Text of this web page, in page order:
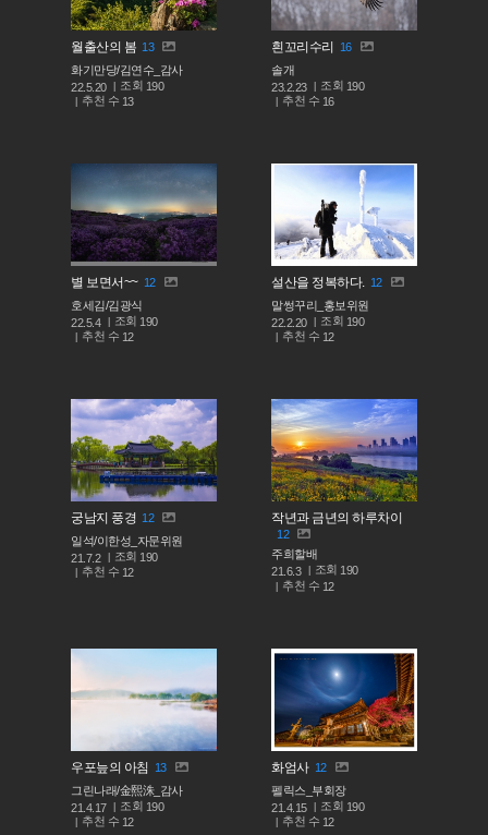
월출산의 봄 13
화기만당/김연수_감사
22.5.20
조회 190
추천 수 13
흰꼬리수리 16
솔개
23.2.23
조회 190
추천 수 16
별 보면서~~ 12
호세김/김광식
22.5.4
조회 190
추천 수 12
설산을 정복하다.
12
말썽꾸리_홍보위원
22.2.20
조회 190
추천 수 12
궁남지 풍경 12
일석/이한성_자문위원
21.7.2
조회 190
추천 수 12
작년과 금년의 하루차이
12
주희할배
21.6.3
조회 190
추천 수 12
우포늪의 아침 13
그린나래/金熙洙_감사
21.4.17
조회 190
추천 수 12
화엄사 12
펠릭스_부회장
21.4.15
조회 190
추천 수 12